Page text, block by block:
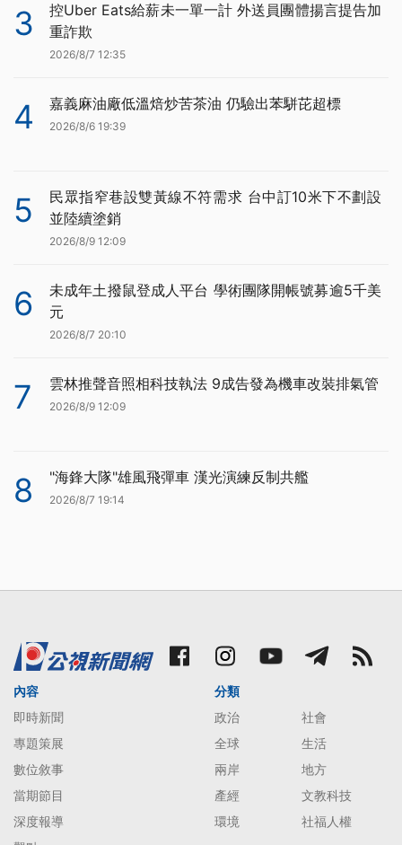
3
控Uber Eats給薪未一單一計 外送員團體揚言提告加
重詐欺
2026/8/7 12:35
4 嘉義麻油廠低溫焙炒苦茶油 仍驗出苯駢芘超標
2026/8/6 19:39
5
民眾指窄巷設雙黃線不符需求 台中訂10米下不劃設
並陸續塗銷
2026/8/9 12:09
6
未成年土撥鼠登成人平台 學術團隊開帳號募逾5千美
元
2026/8/7 20:10
7 雲林推聲音照相科技執法 9成告發為機車改裝排氣管
2026/8/9 12:09
8 "海鋒大隊"雄風飛彈車 漢光演練反制共艦
2026/8/7 19:14
內容
即時新聞
專題策展
數位敘事
當期節目
深度報導
分類
政治
社會
全球
生活
兩岸
地方
產經
文教科技
環境
社福人權